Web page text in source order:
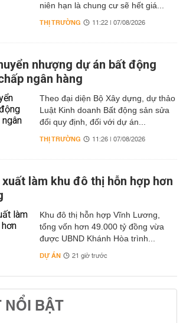
niên hạn là chung cư sẽ hết giá...
THỊ TRƯỜNG 11:22 | 07/08/2026
nhượng dự án bất động
ngân hàng
Theo đại diện Bộ Xây dựng, dự thảo
Luật Kinh doanh Bất động sản sửa
đổi quy định, đối với dự án...
THỊ TRƯỜNG 11:26 | 07/08/2026
làm khu đô thị hỗn hợp hơn
Khu đô thị hỗn hợp Vĩnh Lương,
tổng vốn hơn 49.000 tỷ đồng vừa
được UBND Khánh Hòa trình...
DỰ ÁN 21 giờ trước
NỔI BẬT